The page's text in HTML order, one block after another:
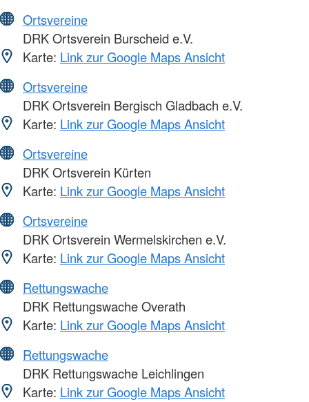
Ortsvereine
DRK Ortsverein Burscheid e.V.
Karte: Link zur Google Maps Ansicht
Ortsvereine
DRK Ortsverein Bergisch Gladbach e.V.
Karte: Link zur Google Maps Ansicht
Ortsvereine
DRK Ortsverein Kürten
Karte: Link zur Google Maps Ansicht
Ortsvereine
DRK Ortsverein Wermelskirchen e.V.
Karte: Link zur Google Maps Ansicht
Rettungswache
DRK Rettungswache Overath
Karte: Link zur Google Maps Ansicht
Rettungswache
DRK Rettungswache Leichlingen
Karte: Link zur Google Maps Ansicht